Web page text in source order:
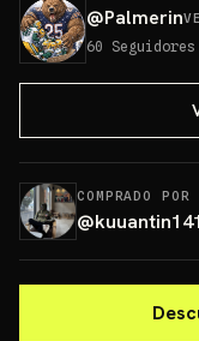
@Palmerin
60 Seguidores
COMPRADO POR
@